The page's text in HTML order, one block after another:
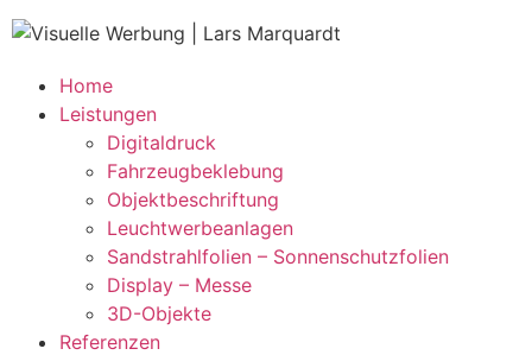
Home
Leistungen
Digitaldruck
Fahrzeugbeklebung
Objektbeschriftung
Leuchtwerbeanlagen
Sandstrahlfolien – Sonnenschutzfolien
Display – Messe
3D-Objekte
Referenzen